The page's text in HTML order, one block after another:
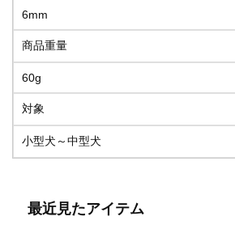
6mm
商品重量
60g
対象
小型犬～中型犬
最近見たアイテム